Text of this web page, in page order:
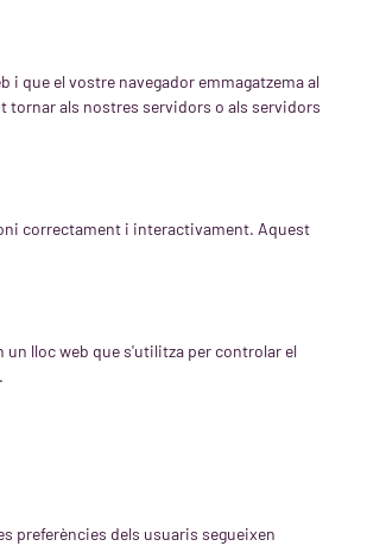
i que el vostre navegador emmagatzema al
tornar als nostres servidors o als servidors
correctament i interactivament. Aquest
un lloc web que s'utilitza per controlar el
preferències dels usuaris segueixen